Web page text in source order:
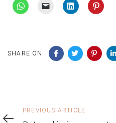
SHARE ON
Previous
PREVIOUS ARTICLE